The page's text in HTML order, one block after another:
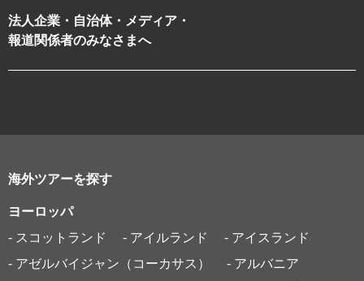
法人企業・自治体・メディア・
報道関係者のみなさまへ
海外ツアーを探す
ヨーロッパ
- スコットランド
- アイルランド
- アイスランド
- アゼルバイジャン（コーカサス）
- アルバニア